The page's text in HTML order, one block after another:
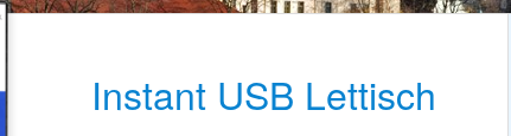
Instant USB Lettisch